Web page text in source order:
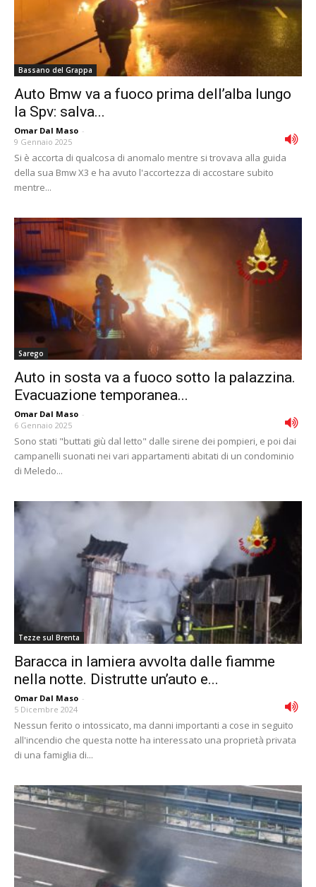
Bassano del Grappa
Auto Bmw va a fuoco prima dell’alba lungo
la Spv: salva...
Omar Dal Maso -
9 Gennaio 2025
Si è accorta di qualcosa di anomalo mentre si trovava alla guida
della sua Bmw X3 e ha avuto l'accortezza di accostare subito
mentre...
Sarego
Auto in sosta va a fuoco sotto la palazzina.
Evacuazione temporanea...
Omar Dal Maso -
6 Gennaio 2025
Sono stati "buttati giù dal letto" dalle sirene dei pompieri, e poi dai
campanelli suonati nei vari appartamenti abitati di un condominio
di Meledo...
Tezze sul Brenta
Baracca in lamiera avvolta dalle fiamme
nella notte. Distrutte un’auto e...
Omar Dal Maso -
5 Dicembre 2024
Nessun ferito o intossicato, ma danni importanti a cose in seguito
all'incendio che questa notte ha interessato una proprietà privata
di una famiglia di...